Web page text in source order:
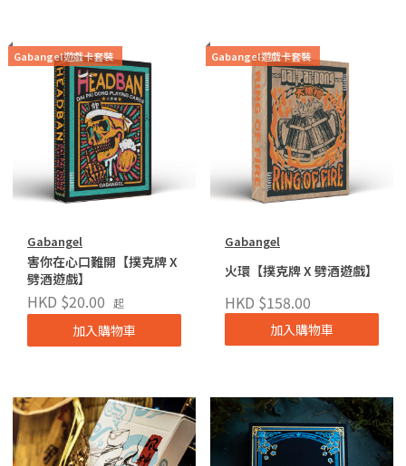
Gabangel遊戲卡套裝
Gabangel
害你在心口難開【撲克牌 X
劈酒遊戲】
HKD $20.00 起
加入購物車
Gabangel遊戲卡套裝
Gabangel
火環【撲克牌 X 劈酒遊戲】
HKD $158.00
加入購物車